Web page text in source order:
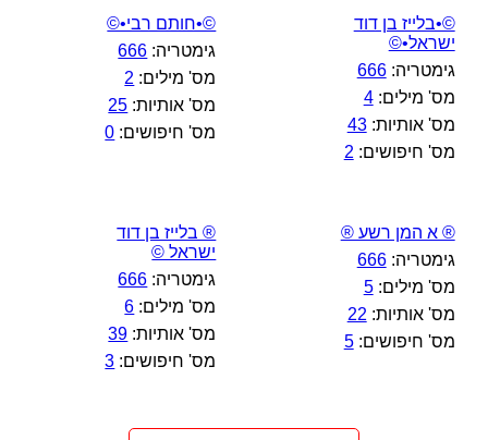
©•בלייז בן דוד
ישראל•©
גימטריה:666
מס' מילים:4
מס' אותיות:43
מס' חיפושים: 2
©•חותם רבי•©
גימטריה: 666
מס' מילים: 2
מס' אותיות: 25
מס' חיפושים: 0
® א המן רשע ®
גימטריה:666
מס' מילים:5
מס' אותיות: 22
מס' חיפושים:5
® בלייז בן דוד
ישראל ©
גימטריה: 666
מס' מילים: 6
מס' אותיות: 39
מס' חיפושים: 3